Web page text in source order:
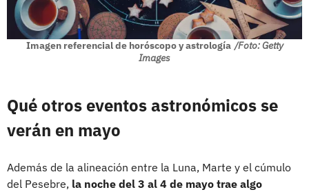
Imagen referencial de horóscopo y astrología /Foto: Getty
Images
Qué otros eventos astronómicos se
verán en mayo
Además de la alineación entre la Luna, Marte y el cúmulo
del Pesebre, la noche del 3 al 4 de mayo trae algo